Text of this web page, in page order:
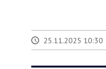
25.11.2025 10:30